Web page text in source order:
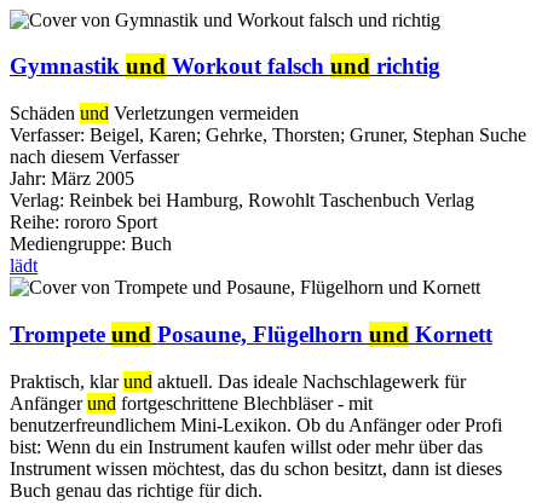
Gymnastik und Workout falsch und richtig
Schäden und Verletzungen vermeiden
Verfasser: Beigel, Karen; Gehrke, Thorsten; Gruner, Stephan Suche
nach diesem Verfasser
Jahr: März 2005
Verlag: Reinbek bei Hamburg, Rowohlt Taschenbuch Verlag
Reihe: rororo Sport
Mediengruppe: Buch
lädt
Trompete und Posaune, Flügelhorn und Kornett
Praktisch, klarund aktuell. Das ideale Nachschlagewerk für
Anfängerund fortgeschrittene Blechbläser - mit
benutzerfreundlichem Mini-Lexikon. Ob du Anfänger oder Profi
bist: Wenn du ein Instrument kaufen willst oder mehr über das
Instrument wissen möchtest, das du schon besitzt, dann ist dieses
Buch genau das richtige für dich.